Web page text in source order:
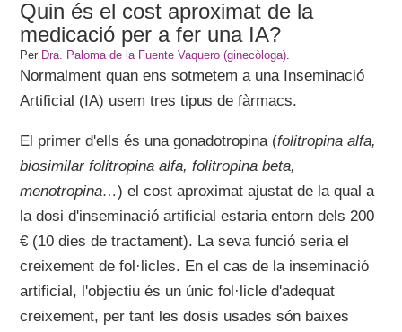
Quin és el cost aproximat de la
medicació per a fer una IA?
Per Dra. Paloma de la Fuente Vaquero (ginecòloga).
Normalment quan ens sotmetem a una Inseminació
Artificial (IA) usem tres tipus de fàrmacs.
El primer d'ells és una gonadotropina (folitropina alfa,
biosimilar folitropina alfa, folitropina beta,
menotropina…) el cost aproximat ajustat de la qual a
la dosi d'inseminació artificial estaria entorn dels 200
€ (10 dies de tractament). La seva funció seria el
creixement de fol·licles. En el cas de la inseminació
artificial, l'objectiu és un únic fol·licle d'adequat
creixement, per tant les dosis usades són baixes